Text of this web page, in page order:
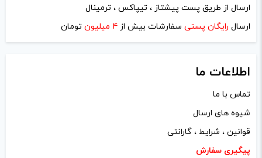
وظیفه میکنیم
نشانی ایمیل شما منتشر نخواهد شد.
علامت‌گذاری شده‌اند
امتیاز شما
ارسال از طریق پست پیشتاز ، تیپاکس ، ترمینال
ارسال رایگان پستی سفارشات بیش از 4 میلیون تومان
اطلاعات ما
تماس با ما
شیوه های ارسال
قوانین ، شرایط ، گارانتی
پیگیری سفارش